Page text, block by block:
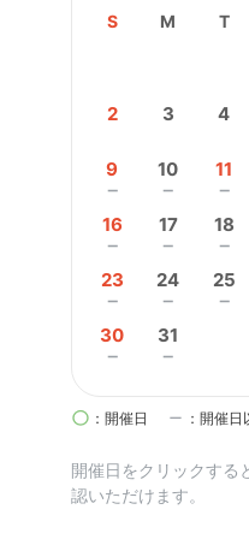
S M T
2 3 4
9
remove
10
remove
11
remove
16
remove
17
remove
18
remove
23
remove
24
remove
25
remove
30
remove
31
remove
circle ：開催日 remove ：開催日
開催日をクリックする
認いただけます。